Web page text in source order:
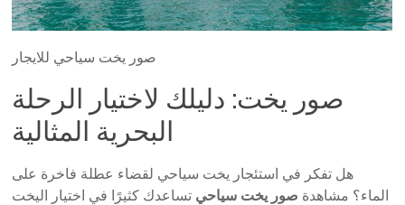
صور يخت سياحي للايجار
صور يخت: دليلك لاختيار الرحلة
البحرية المثالية
هل تفكر في استئجار يخت سياحي لقضاء عطلة فاخرة على
الماء؟ مشاهدة صور يخت سياحي تساعدك كثيرًا في اختيار اليخت